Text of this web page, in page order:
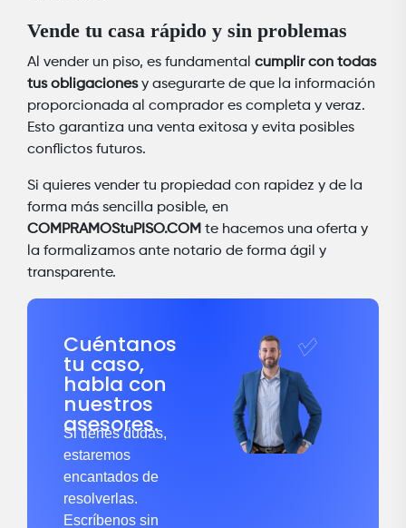
Vende tu casa rápido y sin problemas
Al vender un piso, es fundamental cumplir con todas
tus obligacionesy asegurarte de que la información
proporcionada al comprador es completa y veraz.
Esto garantiza una venta exitosa y evita posibles
conflictos futuros.
Si quieres vender tu propiedad con rapidez y de la
forma más sencilla posible, en
COMPRAMOStuPISO.COM te hacemos una oferta y
la formalizamos ante notario de forma ágil y
transparente.
Cuéntanos
tu caso,
habla con
nuestros
asesores.
Si tienes dudas,
estaremos
encantados de
resolverlas.
Escríbenos sin